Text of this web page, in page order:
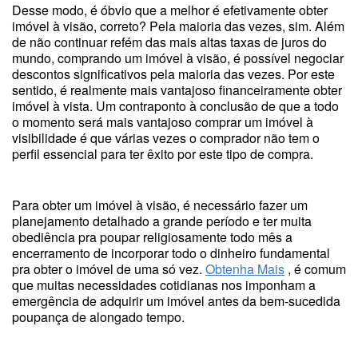
Desse modo, é óbvio que a melhor é efetivamente obter
imóvel à visão, correto? Pela maioria das vezes, sim. Além
de não continuar refém das mais altas taxas de juros do
mundo, comprando um imóvel à visão, é possível negociar
descontos significativos pela maioria das vezes. Por este
sentido, é realmente mais vantajoso financeiramente obter
imóvel à vista. Um contraponto à conclusão de que a todo
o momento será mais vantajoso comprar um imóvel à
visibilidade é que várias vezes o comprador não tem o
perfil essencial para ter êxito por este tipo de compra.
Para obter um imóvel à visão, é necessário fazer um
planejamento detalhado a grande período e ter muita
obediência pra poupar religiosamente todo mês a
encerramento de incorporar todo o dinheiro fundamental
pra obter o imóvel de uma só vez. Obtenha Mais , é comum
que muitas necessidades cotidianas nos imponham a
emergência de adquirir um imóvel antes da bem-sucedida
poupança de alongado tempo.